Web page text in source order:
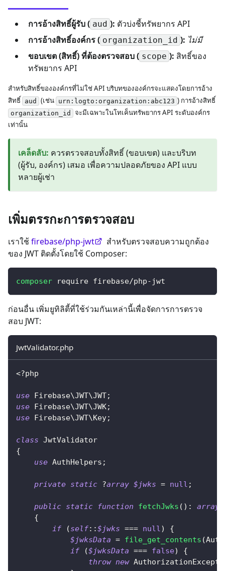
การอ้างสิทธิ์ผู้รับ ( aud ): ตัวบ่งชี้ทรัพยากร API
การอ้างสิทธิ์องค์กร ( organization_id ): ไม่มี
ขอบเขต (สิทธิ์) ที่ต้องตรวจสอบ ( scope ): สิทธิ์ของ
ทรัพยากร API
สำหรับสิทธิ์ขององค์กรที่ไม่ใช่ API บริบทขององค์กรจะแสดงโดยการอ้าง
สิทธิ์ aud (เช่น urn:logto:organization:abc123 ) การอ้างสิทธิ์
organization_id
จะมีเฉพาะในโทเค็นทรัพยากร API ระดับองค์กร
เท่านั้น
เคล็ดลับ: ควรตรวจสอบทั้งสิทธิ์ (ขอบเขต) และบริบท
(ผู้รับ, องค์กร) เสมอ เพื่อความปลอดภัยของ API แบบ
หลายผู้เช่า
เพิ่มตรรกะการตรวจสอบ
เราใช้firebase/php-jwt
สำหรับตรวจสอบความถูกต้อง
ของ JWT ติดตั้งโดยใช้ Composer:
composer require firebase/php-jwt
ก่อนอื่น เพิ่มยูทิลิตี้ที่ใช้ร่วมกันเหล่านี้เพื่อจัดการการตรวจ
สอบ JWT:
JwtValidator.php
<?php
use Firebase\JWT\JWT;
use Firebase\JWT\JWK;
use Firebase\JWT\Key;
class JwtValidator
{
use AuthHelpers ;
private static ?array $jwks = null ;
public static function fetchJwks ( ) :
array
{
if
(self::$jwks === null )
{
$jwksData = file_get_contents (
if
($jwksData === false)
{
throw new